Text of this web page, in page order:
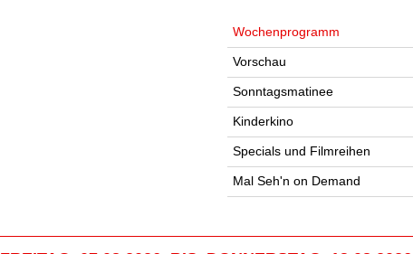
Wochenprogramm
Vorschau
Sonntagsmatinee
Kinderkino
Specials und Filmreihen
Mal Seh'n on Demand